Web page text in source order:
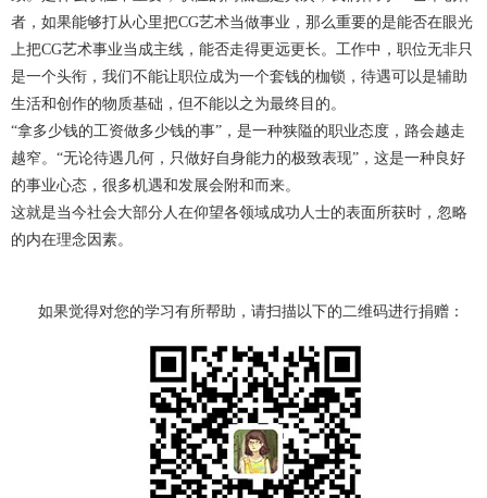
者，如果能够打从心里把CG艺术当做事业，那么重要的是能否在眼光
上把CG艺术事业当成主线，能否走得更远更长。工作中，职位无非只
是一个头衔，我们不能让职位成为一个套钱的枷锁，待遇可以是辅助
生活和创作的物质基础，但不能以之为最终目的。
“拿多少钱的工资做多少钱的事”，是一种狭隘的职业态度，路会越走
越窄。“无论待遇几何，只做好自身能力的极致表现”，这是一种良好
的事业心态，很多机遇和发展会附和而来。
这就是当今社会大部分人在仰望各领域成功人士的表面所获时，忽略
的内在理念因素。
如果觉得对您的学习有所帮助，请扫描以下的二维码进行捐赠：